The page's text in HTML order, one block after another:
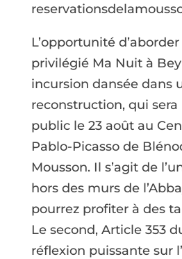
L’opportunité
privilégié Ma Nuit à
incursion dansée dans
reconstruction, qui
public le 23 août au
Pablo-Picasso de
Mousson. Il s’agit de
hors des murs de
pourrez profiter à des
Le second, Article 353
réflexion puissante sur